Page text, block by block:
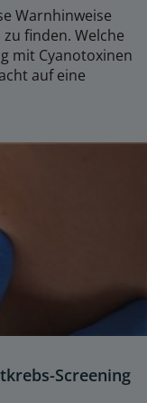
Warnhinweise
finden. Welche
mit Cyanotoxinen
auf eine
Screening